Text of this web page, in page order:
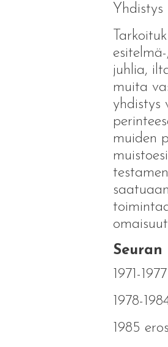
juhlia,
muita
yhdistys
muiden
1971-
1978-
1985